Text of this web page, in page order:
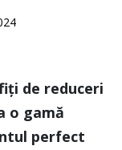
de reduceri
o gamă
perfect